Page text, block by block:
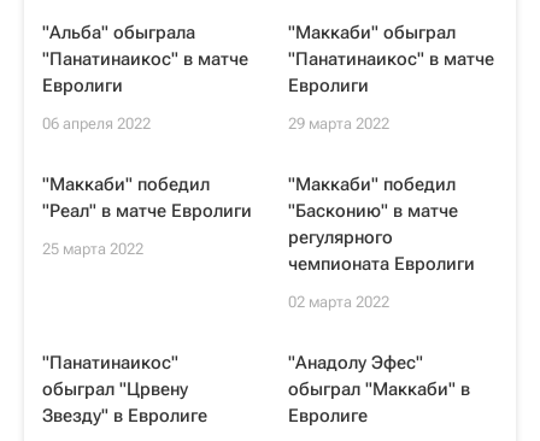
"Альба" обыграла
"Панатинаикос" в матче
Евролиги
06 апреля 2022
"Маккаби" обыграл
"Панатинаикос" в матче
Евролиги
29 марта 2022
"Маккаби" победил
"Реал" в матче Евролиги
25 марта 2022
"Маккаби" победил
"Басконию" в матче
регулярного
чемпионата Евролиги
02 марта 2022
"Панатинаикос"
обыграл "Црвену
Звезду" в Евролиге
"Анадолу Эфес"
обыграл "Маккаби" в
Евролиге